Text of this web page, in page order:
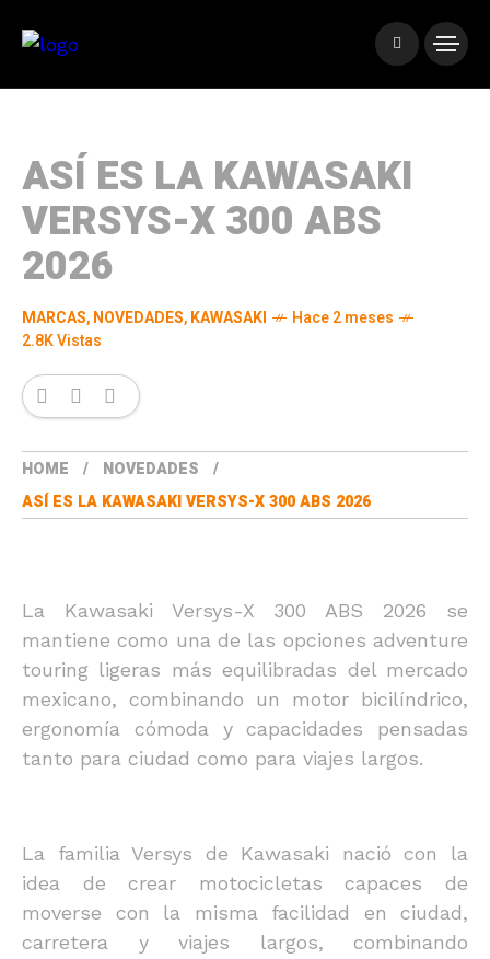
ASÍ ES LA KAWASAKI
VERSYS-X 300 ABS
2026
MARCAS,NOVEDADES,KAWASAKI
Hace 2 meses
2.8K Vistas
HOME
NOVEDADES
ASÍ ES LA KAWASAKI VERSYS-X 300 ABS 2026
La Kawasaki Versys-X 300 ABS 2026 se
mantiene como una de las opciones adventure
touring ligeras más equilibradas del mercado
mexicano, combinando un motor bicilíndrico,
ergonomía cómoda y capacidades pensadas
tanto para ciudad como para viajes largos.
La familia Versys de Kawasaki nació con la
idea de crear motocicletas capaces de
moverse con la misma facilidad en ciudad,
carretera y viajes largos, combinando